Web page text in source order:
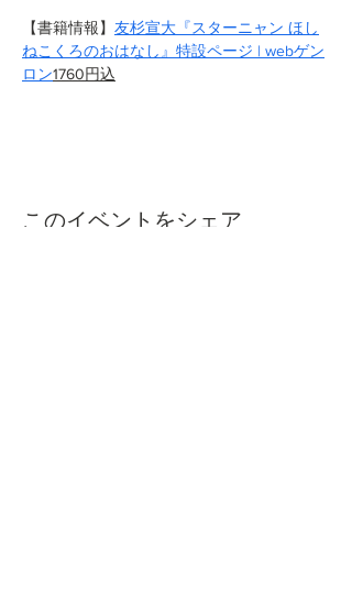
【書籍情報】 友杉宣大『スターニャン ほし
ねこくろのおはなし』特設ページ | webゲン
ロン1760円込
このイベントをシェア